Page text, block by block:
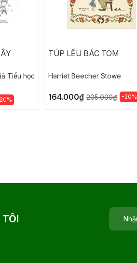
Tiểu học
TÚP LỀU BÁC TOM
Harriet Beecher Stowe
164.000₫ 205.000₫ -20%